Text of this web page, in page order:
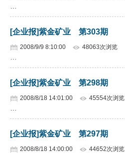
科技
党建工作
企业文化
《资源再生》杂志
[企业报]紫金矿业 第303期
2008/9/9 8:10:00 48063次浏览
[企业报]紫金矿业 第298期
2008/8/18 14:01:00 45554次浏览
[企业报]紫金矿业 第297期
2008/8/18 14:00:00 44652次浏览